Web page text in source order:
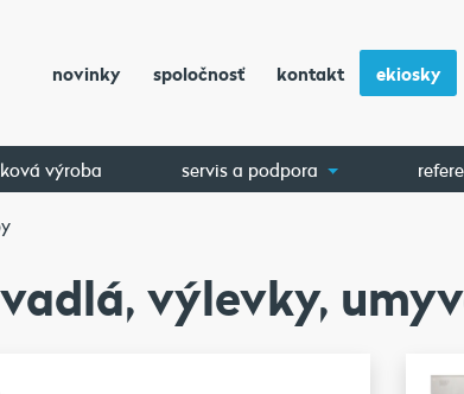
novinky spoločnosť kontakt ekiosky
výroba servis a podpora
výlevky,